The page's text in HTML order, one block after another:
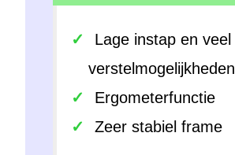
Lage instap en veel
verstelmogelijkheden
Ergometerfunctie
Zeer stabiel frame